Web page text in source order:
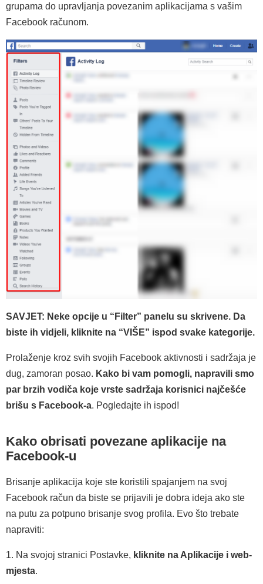
grupama do upravljanja povezanim aplikacijama s vašim
Facebook računom.
SAVJET: Neke opcije u “Filter” panelu su skrivene. Da
biste ih vidjeli, kliknite na “VIŠE” ispod svake kategorije.
Prolaženje kroz svih svojih Facebook aktivnosti i sadržaja je
dug, zamoran posao. Kako bi vam pomogli, napravili smo
par brzih vodiča koje vrste sadržaja korisnici najčešće
brišu s Facebook-a. Pogledajte ih ispod!
Kako obrisati povezane aplikacije na
Facebook-u
Brisanje aplikacija koje ste koristili spajanjem na svoj
Facebook račun da biste se prijavili je dobra ideja ako ste
na putu za potpuno brisanje svog profila. Evo što trebate
napraviti:
1. Na svojoj stranici Postavke, kliknite na Aplikacije i web-
mjesta.